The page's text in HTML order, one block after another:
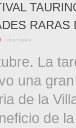
comentarios
La
una
de la
de